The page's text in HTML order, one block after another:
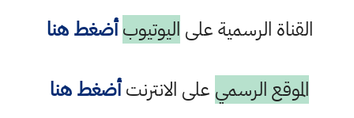
القناة الرسمية على اليوتيوب أضغط هنا
الموقع الرسمي على الانترنتأضغط هنا